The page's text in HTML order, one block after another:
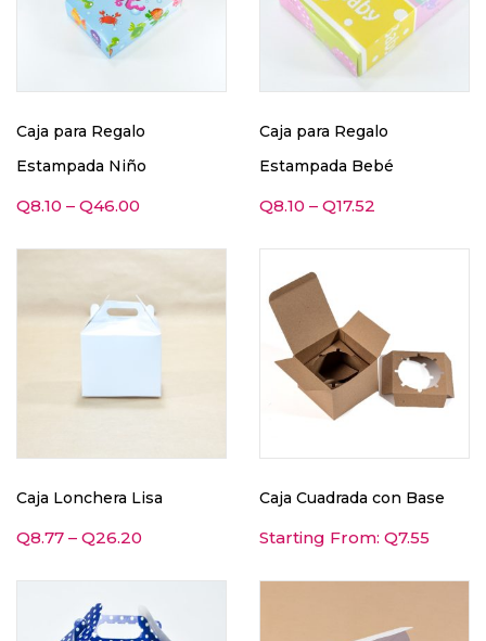
Caja para Regalo
Estampada Niño
Q8.10 – Q46.00
Caja para Regalo
Estampada Bebé
Q8.10 – Q17.52
Caja Lonchera Lisa
Q8.77 – Q26.20
Caja Cuadrada con Base
Starting From: Q7.55